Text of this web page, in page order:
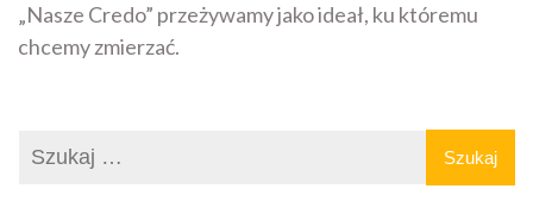
„Nasze Credo” przeżywamy jako ideał, ku któremu
chcemy zmierzać.